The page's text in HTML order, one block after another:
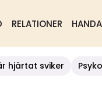
RELATIONER
hjärtat sviker